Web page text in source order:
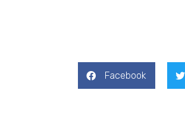
Facebook